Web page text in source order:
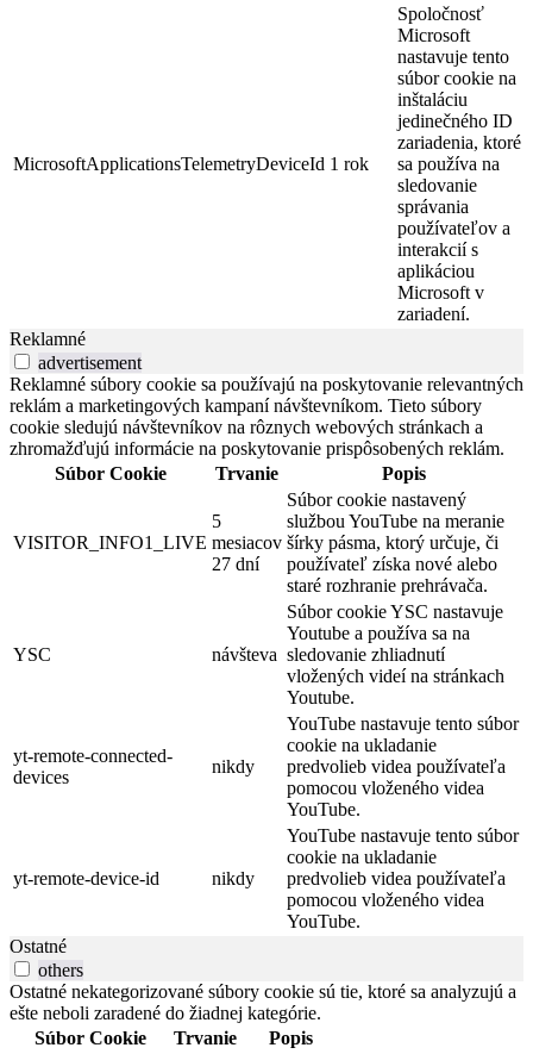
MicrosoftApplicationsTelemetryDeviceId 1 rok
Spoločnosť
Microsoft
nastavuje tento
súbor cookie na
inštaláciu
jedinečného ID
zariadenia, ktoré
sa používa na
sledovanie
správania
používateľov a
interakcií s
aplikáciou
Microsoft v
zariadení.
Reklamné
advertisement
Reklamné súbory cookie sa používajú na poskytovanie relevantných
reklám a marketingových kampaní návštevníkom. Tieto súbory
cookie sledujú návštevníkov na rôznych webových stránkach a
zhromažďujú informácie na poskytovanie prispôsobených reklám.
Súbor Cookie
Trvanie Popis
VISITOR_INFO1_LIVE
5
mesiacov
27 dní
Súbor cookie nastavený
službou YouTube na meranie
šírky pásma, ktorý určuje, či
používateľ získa nové alebo
staré rozhranie prehrávača.
YSC návšteva
Súbor cookie YSC nastavuje
Youtube a používa sa na
sledovanie zhliadnutí
vložených videí na stránkach
Youtube.
yt-remote-connected-
devices
nikdy
YouTube nastavuje tento súbor
cookie na ukladanie
predvolieb videa používateľa
pomocou vloženého videa
YouTube.
yt-remote-device-id nikdy
YouTube nastavuje tento súbor
cookie na ukladanie
predvolieb videa používateľa
pomocou vloženého videa
YouTube.
Ostatné
others
Ostatné nekategorizované súbory cookie sú tie, ktoré sa analyzujú a
ešte neboli zaradené do žiadnej kategórie.
Súbor Cookie
Trvanie
Popis